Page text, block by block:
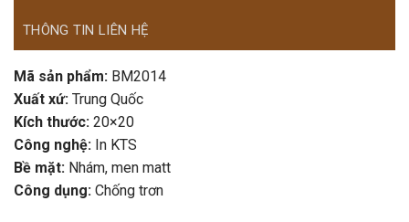
THÔNG TIN LIÊN HỆ
Mã sản phẩm: BM2014
Xuất xứ: Trung Quốc
Kích thước: 20×20
Công nghệ: In KTS
Bề mặt: Nhám, men matt
Công dụng: Chống trơn